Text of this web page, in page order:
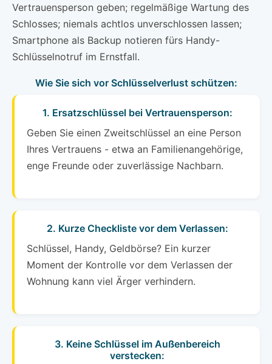
Vertrauensperson geben; regelmäßige Wartung des
Schlosses; niemals achtlos unverschlossen lassen;
Smartphone als Backup notieren fürs Handy-
Schlüsselnotruf im Ernstfall.
Wie Sie sich vor Schlüsselverlust schützen:
1. Ersatzschlüssel bei Vertrauensperson:
Geben Sie einen Zweitschlüssel an eine Person
Ihres Vertrauens - etwa an Familienangehörige,
enge Freunde oder zuverlässige Nachbarn.
2. Kurze Checkliste vor dem Verlassen:
Schlüssel, Handy, Geldbörse? Ein kurzer
Moment der Kontrolle vor dem Verlassen der
Wohnung kann viel Ärger verhindern.
3. Keine Schlüssel im Außenbereich
verstecken: